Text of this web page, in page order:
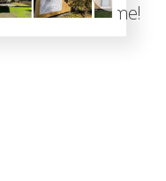
pomůžeme!